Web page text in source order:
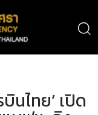
นไทย’ เปิด